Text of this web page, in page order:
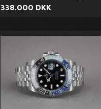
338.000 DKK